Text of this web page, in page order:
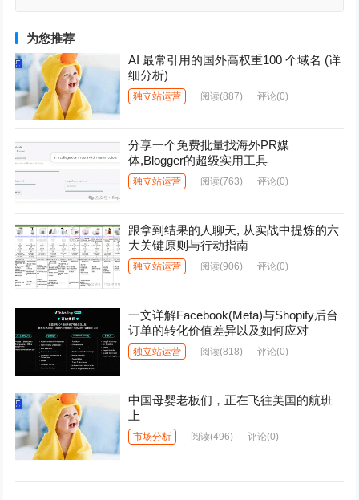
为您推荐
AI 最常引用的国外高权重100 个域名 (详
细分析)
独立站运营 阅读(887) 评论(0)
分享一个免费批量找海外PR媒
体,Blogger的超级实用工具
独立站运营 阅读(763) 评论(0)
跟拿到结果的人聊天, 从实战中提炼的六
大关键原则与行动指南
独立站运营 阅读(906) 评论(0)
一文详解Facebook(Meta)与Shopify后台
订单的转化价值差异以及如何应对
独立站运营 阅读(818) 评论(0)
中国母婴老板们，正在飞往美国的航班
上
市场分析 阅读(496) 评论(0)